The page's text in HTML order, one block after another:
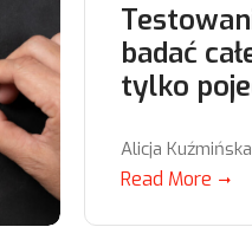
badać
tylko
Alicja Kuźmińska
Read More